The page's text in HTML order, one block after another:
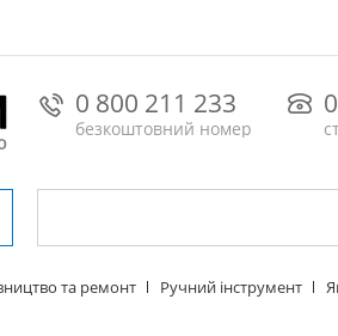
0 800 211 233
безкоштовний номер
та ремонт Ручний інструмент